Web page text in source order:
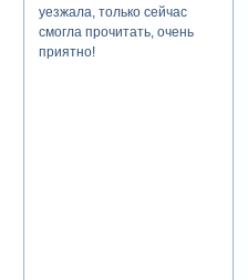
уезжала, только сейчас
смогла прочитать, очень
приятно!